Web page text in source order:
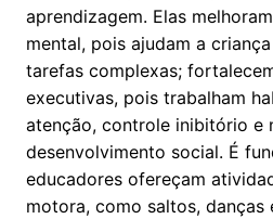
aprendizagem. Elas
mental, pois ajudam a
tarefas complexas;
executivas, pois trabalham
atenção, controle inibitório e
desenvolvimento social. É
educadores ofereçam
motora, como saltos, danças